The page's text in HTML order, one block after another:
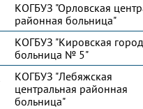
КОГБУЗ "Орловская
районная больница"
КОГБУЗ "Кировская
больница № 5"
КОГБУЗ "Лебяжская
центральная районная
больница"